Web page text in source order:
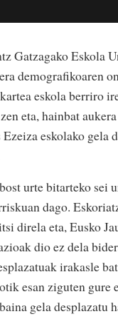
Gatzagako Eskola
demografikoaren
eskola berriro
eta, hainbat
eskolako gela
urte bitarteko sei
dago.
direla eta, Eusko
dio ez dela
irakasle
esan ziguten gure
gela desplazatu